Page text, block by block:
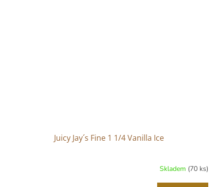
Juicy Jay´s Fine 1 1/4 Vanilla Ice
Skladem (70 ks)